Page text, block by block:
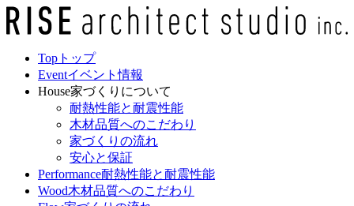
Top トップ
Eventイベント情報
House家づくりについて
耐熱性能と耐震性能
木材品質へのこだわり
家づくりの流れ
安心と保証
Performance耐熱性能と耐震性能
Wood木材品質へのこだわり